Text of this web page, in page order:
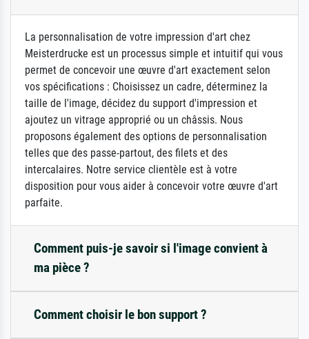
La personnalisation de votre impression d'art chez
Meisterdrucke est un processus simple et intuitif qui vous
permet de concevoir une œuvre d'art exactement selon
vos spécifications : Choisissez un cadre, déterminez la
taille de l'image, décidez du support d'impression et
ajoutez un vitrage approprié ou un châssis. Nous
proposons également des options de personnalisation
telles que des passe-partout, des filets et des
intercalaires. Notre service clientèle est à votre
disposition pour vous aider à concevoir votre œuvre d'art
parfaite.
Comment puis-je savoir si l'image convient à
ma pièce ?
Comment choisir le bon support ?